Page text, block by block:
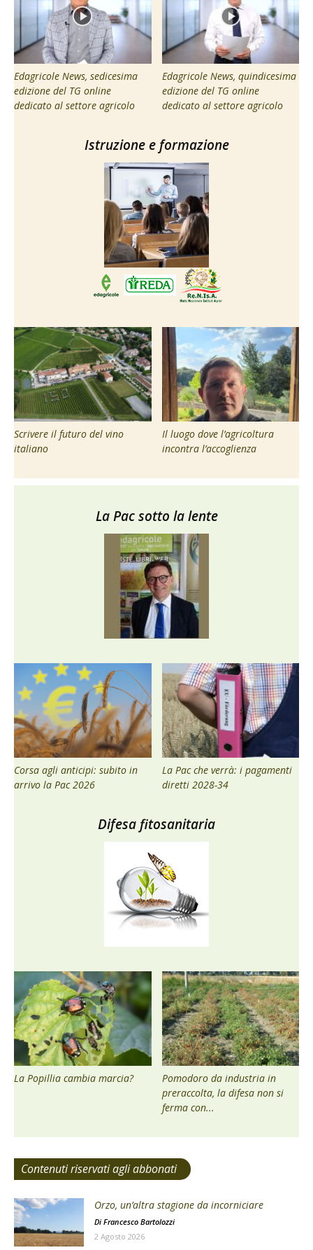
Edagricole News, sedicesima
edizione del TG online
dedicato al settore agricolo
Edagricole News, quindicesima
edizione del TG online
dedicato al settore agricolo
Istruzione e formazione
Scrivere il futuro del vino
italiano
Il luogo dove l’agricoltura
incontra l’accoglienza
La Pac sotto la lente
Corsa agli anticipi: subito in
arrivo la Pac 2026
La Pac che verrà: i pagamenti
diretti 2028-34
Difesa fitosanitaria
La Popillia cambia marcia?
Pomodoro da industria in
preraccolta, la difesa non si
ferma con...
Contenuti riservati agli abbonati
Orzo, un’altra stagione da incorniciare
Di Francesco Bartolozzi
2 Agosto 2026